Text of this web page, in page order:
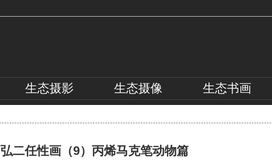
生态摄影 生态摄像 生态书画
弘二任性画（9）丙烯马克笔动物篇